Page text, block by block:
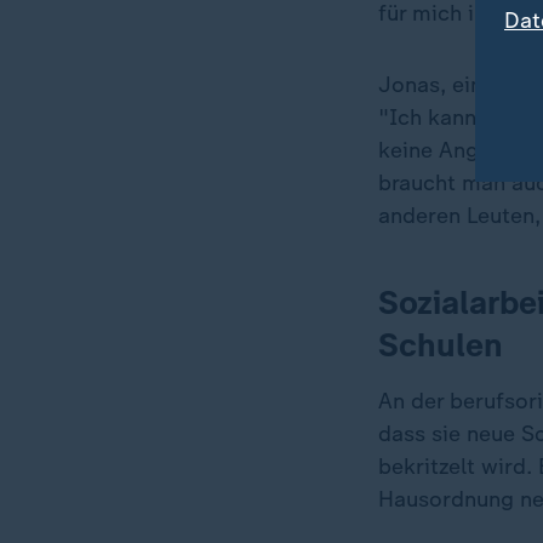
für mich in
Jonas, ein
"Ich kann
keine Angst
braucht man
anderen
Schulen
An der
dass sie neue
bekritzelt wird.
Hausordnung